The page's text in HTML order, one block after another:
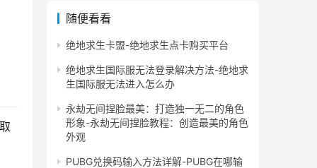
随便看看
绝地求生卡盟-绝地求生点卡购买平台
绝地求生国际服无法登录解决方法-绝地求
生国际服无法进入怎么办
永劫无间捏脸最美：打造独一无二的角色
形象-永劫无间捏脸教程：创造最美的角色
外观
PUBG兑换码输入方法详解-PUBG在哪输